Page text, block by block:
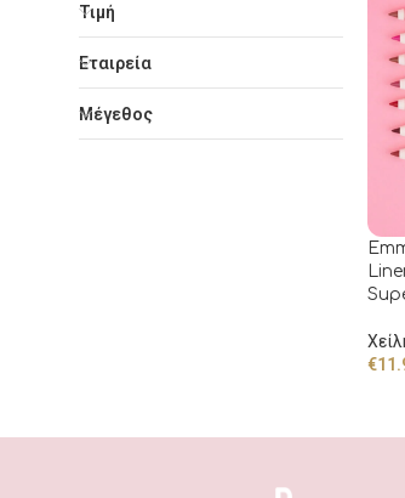
Τιμή
Εταιρεία
Μέγεθος
€